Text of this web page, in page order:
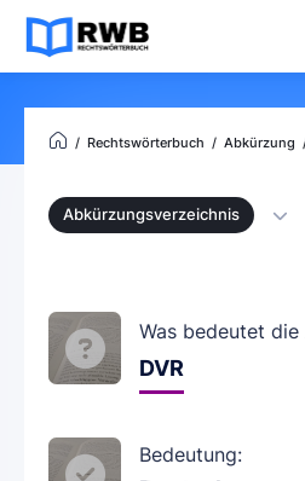
Rechtswörterbuch Abkürzung
Abkürzungsverzeichnis
Was bedeutet
DVR
Bedeutung: